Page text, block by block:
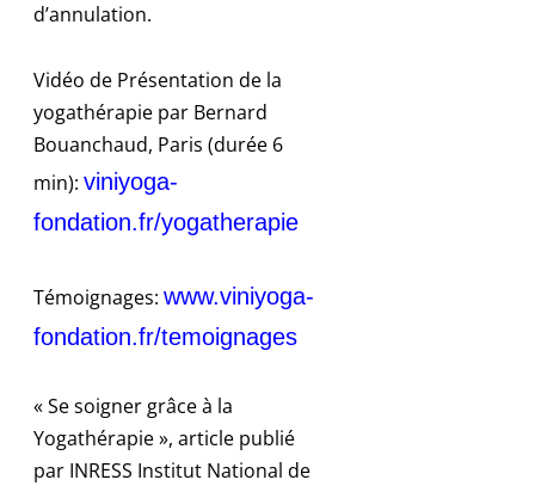
d’annulation.
Vidéo de Présentation de la
yogathérapie par Bernard
Bouanchaud, Paris (durée 6
min): viniyoga-
fondation.fr/yogatherapie
Témoignages: www.viniyoga-
fondation.fr/temoignages
« Se soigner grâce à la
Yogathérapie », article publié
par INRESS Institut National de